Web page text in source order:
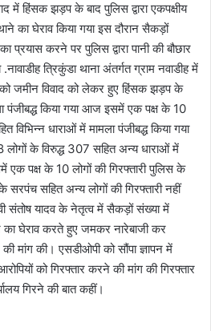
में हिंसक झड़प के बाद पुलिस द्वारा एकपक्षीय
का घेराव किया गया इस दौरान सैकड़ों
प्रयास करने पर पुलिस द्वारा पानी की बौछार
त्रिकुंडा थाना अंतर्गत ग्राम नवाडीह में
जमीन विवाद को लेकर हुए हिंसक झड़प के
पंजीबद्ध किया गया आज इसमें एक पक्ष के 10
विभिन्न धाराओं में मामला पंजीबद्ध किया गया
के विरुद्ध 307 सहित अन्य धाराओं में
एक पक्ष के 10 लोगों की गिरफ्तारी पुलिस के
सरपंच सहित अन्य लोगों की गिरफ्तारी नहीं
यादव के नेतृत्व में सैकड़ों संख्या में
का घेराव करते हुए जमकर नारेबाजी कर
मांग की। एसडीओपी को सौंपा ज्ञापन में
को गिरफ्तार करने की मांग की गिरफ्तार
गिरने की बात कहीं।